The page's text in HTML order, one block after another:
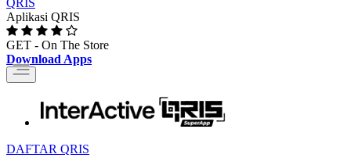
QRIS
Aplikasi QRIS
GET - On The Store
Download Apps
Toggle
navigation
DAFTAR QRIS